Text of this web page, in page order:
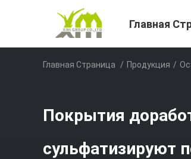
Главная
Главная Страница / Продукция /
Покрытия
сульфатизируют